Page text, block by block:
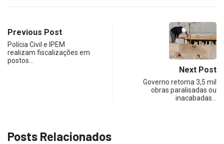
Previous Post
Polícia Civil e IPEM
realizam fiscalizações em
postos…
Next Post
Governo retoma 3,5 mil
obras paralisadas ou
inacabadas…
Posts Relacionados